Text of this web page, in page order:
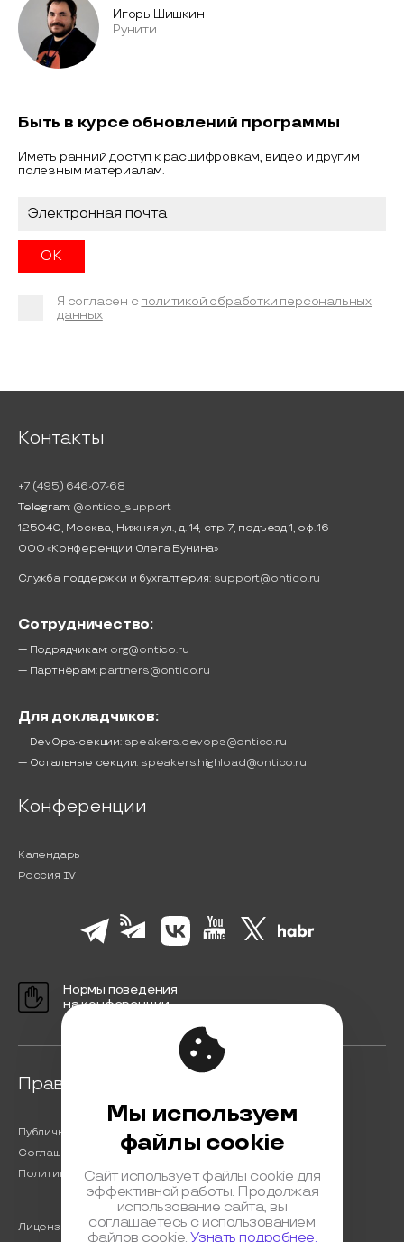
Игорь Шишкин
Рунити
Быть в курсе обновлений программы
Иметь ранний доступ к расшифровкам, видео и другим
полезным материалам.
Я согласен с политикой обработки персональных
данных
Контакты
+7 (495) 646-07-68
Telegram: @ontico_support
125040, Москва, Нижняя ул., д. 14, стр. 7, подъезд 1, оф. 16
ООО «Конференции Олега Бунина»
Служба поддержки и бухгалтерия: support@ontico.ru
Сотрудничество:
— Подрядчикам: org@ontico.ru
— Партнёрам: partners@ontico.ru
Для докладчиков:
— DevOps-секции: speakers.devops@ontico.ru
— Остальные секции: speakers.highload@ontico.ru
Конференции
Календарь
Россия IV
Нормы поведения
на конференции
Правовая информация
Публичная оферта
Соглашение на обработку персональных данных
Политика обработки персональных данных
Лицензионный договор с Автором
Мы используем
файлы cookie
Сайт использует файлы cookie для
эффективной работы. Продолжая
использование сайта, вы
соглашаетесь с использованием
файлов cookie.Узнать подробнее.